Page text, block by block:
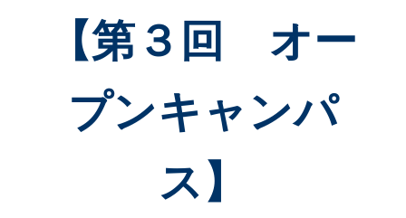
【第３回 オー
プンキャンパ
ス】